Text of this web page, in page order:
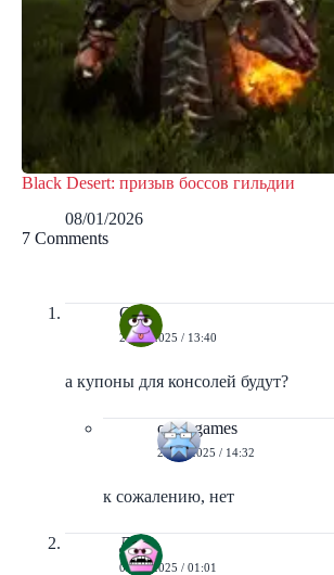
Black Desert: призыв боссов гильдии
08/01/2026
7 Comments
Qq
24/03/2025 / 13:40
а купоны для консолей будут?
orbit-games
24/03/2025 / 14:32
к сожалению, нет
Дрэ
01/08/2025 / 01:01